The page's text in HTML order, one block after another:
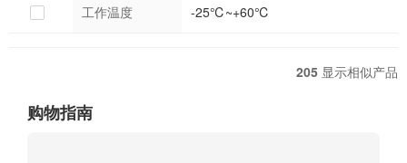
工作温度 -25℃~+60℃
205 显示相似产品
购物指南